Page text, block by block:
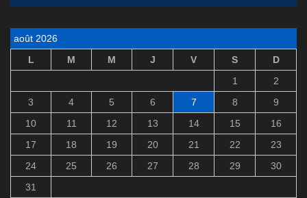
août 2026
L
M M J V S
D
1
2
3
4 5 6 7 8
9
10
11 12 13 14 15
16
17
18 19 20 21 22
23
24
25 26 27 28 29
30
31